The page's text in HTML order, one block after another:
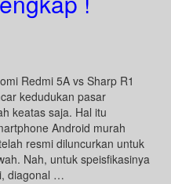
Redmi 5A vs Sharp R1
kedudukan pasar
keatas saja. Hal itu
Android murah
resmi diluncurkan untuk
Nah, untuk speisfikasinya
diagonal …